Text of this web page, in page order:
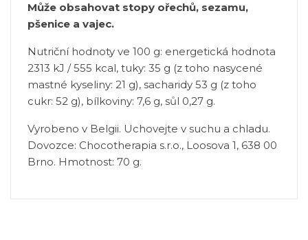
Může obsahovat stopy ořechů, sezamu,
pšenice a vajec.
Nutriční hodnoty ve 100 g: energetická hodnota
2313 kJ / 555 kcal, tuky: 35 g (z toho nasycené
mastné kyseliny: 21 g), sacharidy 53 g (z toho
cukr: 52 g), bílkoviny: 7,6 g, sůl 0,27 g.
Vyrobeno v Belgii. Uchovejte v suchu a chladu.
Dovozce: Chocotherapia s.r.o., Loosova 1, 638 00
Brno. Hmotnost: 70 g.